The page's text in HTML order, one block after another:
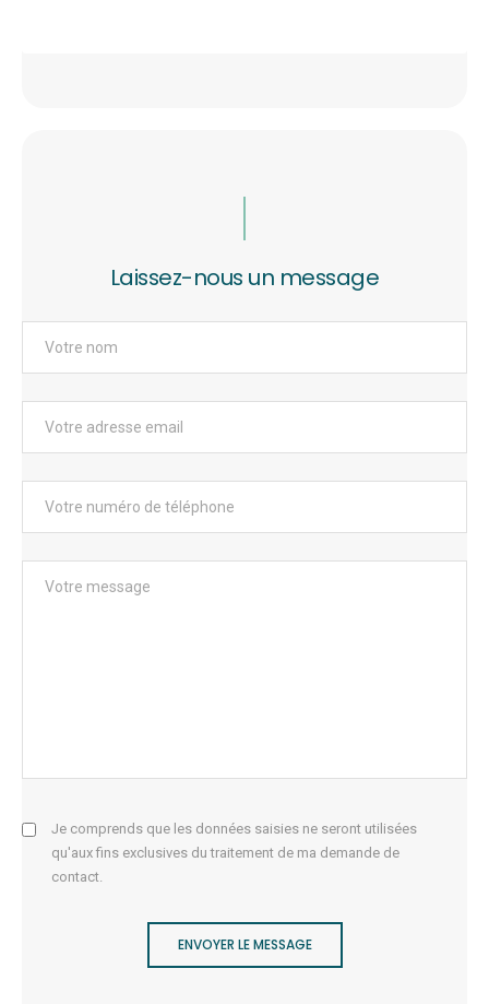
Laissez-nous un message
Je comprends que les données saisies ne seront utilisées
qu'aux fins exclusives du traitement de ma demande de
contact.
ENVOYER LE MESSAGE